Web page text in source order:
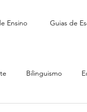
Ensino Guias de
Bilinguismo